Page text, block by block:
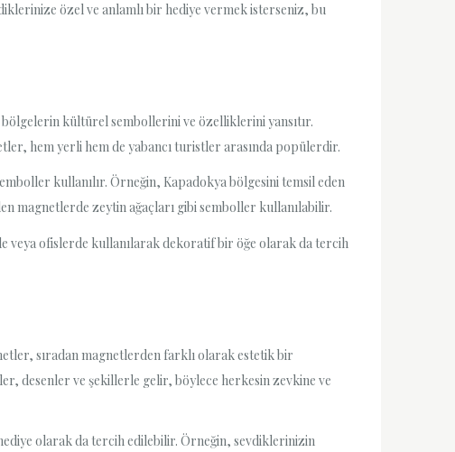
özel ve anlamlı bir hediye vermek isterseniz, bu
kültürel sembollerini ve özelliklerini yansıtır.
hem yerli hem de yabancı turistler arasında popülerdir.
kullanılır. Örneğin, Kapadokya bölgesini temsil eden
magnetlerde zeytin ağaçları gibi semboller kullanılabilir.
veya ofislerde kullanılarak dekoratif bir öğe olarak da tercih
sıradan magnetlerden farklı olarak estetik bir
desenler ve şekillerle gelir, böylece herkesin zevkine ve
olarak da tercih edilebilir. Örneğin, sevdiklerinizin